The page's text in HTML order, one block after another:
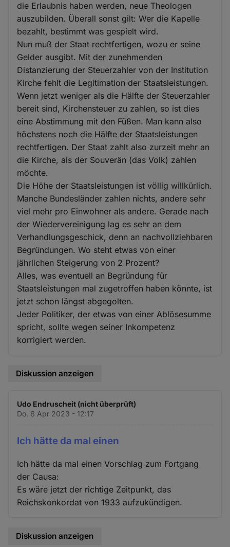
die Erlaubnis haben werden, neue Theologen
auszubilden. Überall sonst gilt: Wer die Kapelle
bezahlt, bestimmt was gespielt wird.
Nun muß der Staat rechtfertigen, wozu er seine
Gelder ausgibt. Mit der zunehmenden
Distanzierung der Steuerzahler von der Institution
Kirche fehlt die Legitimation der Staatsleistungen.
Wenn jetzt weniger als die Hälfte der Steuerzahler
bereit sind, Kirchensteuer zu zahlen, so ist dies
eine Abstimmung mit den Füßen. Man kann also
höchstens noch die Hälfte der Staatsleistungen
rechtfertigen. Der Staat zahlt also zurzeit mehr an
die Kirche, als der Souverän (das Volk) zahlen
möchte.
Die Höhe der Staatsleistungen ist völlig willkürlich.
Manche Bundesländer zahlen nichts, andere sehr
viel mehr pro Einwohner als andere. Gerade nach
der Wiedervereinigung lag es sehr an dem
Verhandlungsgeschick, denn an nachvollziehbaren
Begründungen. Wo steht etwas von einer
jährlichen Steigerung von 2 Prozent?
Alles, was eventuell an Begründung für
Staatsleistungen mal zugetroffen haben könnte, ist
jetzt schon längst abgegolten.
Jeder Politiker, der etwas von einer Ablösesumme
spricht, sollte wegen seiner Inkompetenz
korrigiert werden.
Diskussion anzeigen
Udo Endruscheit (nicht überprüft)
Do. 6 Apr 2023 - 12:17
Ich hätte da mal einen
Ich hätte da mal einen Vorschlag zum Fortgang
der Causa:
Es wäre jetzt der richtige Zeitpunkt, das
Reichskonkordat von 1933 aufzukündigen.
Diskussion anzeigen